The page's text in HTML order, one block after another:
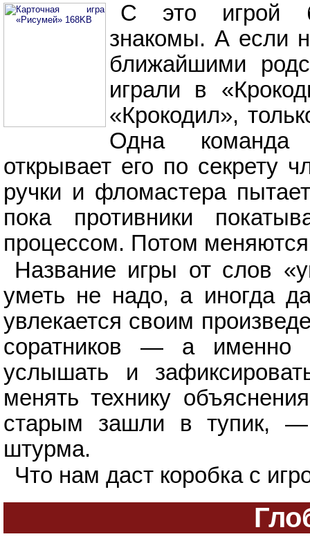
С это игрой
знакомы. А если
ближайшими
играли в
«Крокодил»,
Одна команда
открывает его по секрету
ручки и фломастера
пока противники
процессом. Потом
Название игры от слов
уметь не надо, а иногда
увлекается своим
соратников — а именно
услышать и
менять технику
старым зашли в тупик, —
штурма.
Что нам даст коробка с